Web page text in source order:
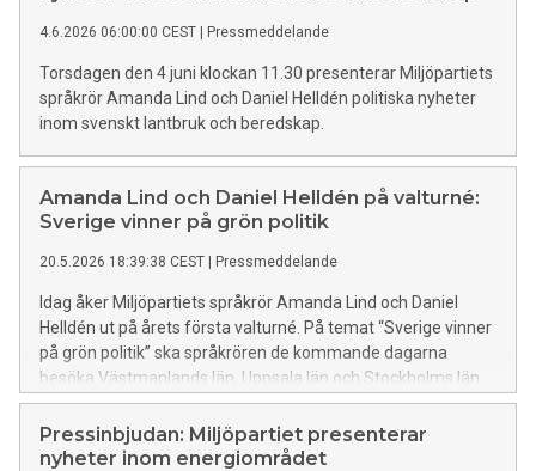
4.6.2026 06:00:00 CEST Pressmeddelande
Torsdagen den 4 juni klockan 11.30 presenterar Miljöpartiets
språkrör Amanda Lind och Daniel Helldén politiska nyheter
inom svenskt lantbruk och beredskap.
Amanda Lind och Daniel Helldén på valturné:
Sverige vinner på grön politik
20.5.2026 18:39:38 CEST Pressmeddelande
Idag åker Miljöpartiets språkrör Amanda Lind och Daniel
Helldén ut på årets första valturné. På temat “Sverige vinner
på grön politik” ska språkrören de kommande dagarna
besöka Västmanlands län, Uppsala län och Stockholms län
för att träffa människor, kampanja och se exempel på hur
satsningar på klimat, natur och jämlikhet stärker Sverige i
praktiken. Turnén börjar i Västerås ikväll och fortsätter
Pressinbjudan: Miljöpartiet presenterar
nyheter inom energiområdet